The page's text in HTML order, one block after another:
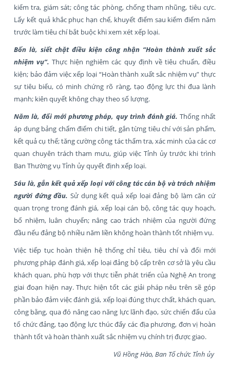
kiểm tra, giám sát; công tác phòng, chống tham nhũng, tiêu cực.
Lấy kết quả khắc phục hạn chế, khuyết điểm sau kiểm điểm năm
trước làm tiêu chí bắt buộc khi xem xét xếp loại.
Bốn là, siết chặt điều kiện công nhận “Hoàn thành xuất sắc
nhiệm vụ”. Thực hiện nghiêm các quy định về tiêu chuẩn, điều
kiện; bảo đảm việc xếp loại “Hoàn thành xuất sắc nhiệm vụ” thực
sự tiêu biểu, có minh chứng rõ ràng, tạo động lực thi đua lành
mạnh; kiên quyết không chạy theo số lượng.
Năm là, đổi mới phương pháp, quy trình đánh giá. Thống nhất
áp dụng bảng chấm điểm chi tiết, gắn từng tiêu chí với sản phẩm,
kết quả cụ thể; tăng cường công tác thẩm tra, xác minh của các cơ
quan chuyên trách tham mưu, giúp việc Tỉnh ủy trước khi trình
Ban Thường vụ Tỉnh ủy quyết định xếp loại.
Sáu là, gắn kết quả xếp loại với công tác cán bộ và trách nhiệm
người đứng đầu. Sử dụng kết quả xếp loại đảng bộ làm căn cứ
quan trọng trong đánh giá, xếp loại cán bộ, công tác quy hoạch,
bổ nhiệm, luân chuyển; nâng cao trách nhiệm của người đứng
đầu nếu đảng bộ nhiều năm liền không hoàn thành tốt nhiệm vụ.
Việc tiếp tục hoàn thiện hệ thống chỉ tiêu, tiêu chí và đổi mới
phương pháp đánh giá, xếp loại đảng bộ cấp trên cơ sở là yêu cầu
khách quan, phù hợp với thực tiễn phát triển của Nghệ An trong
giai đoạn hiện nay. Thực hiện tốt các giải pháp nêu trên sẽ góp
phần bảo đảm việc đánh giá, xếp loại đúng thực chất, khách quan,
công bằng, qua đó nâng cao năng lực lãnh đạo, sức chiến đấu của
tổ chức đảng, tạo động lực thúc đẩy các địa phương, đơn vị hoàn
thành tốt và hoàn thành xuất sắc nhiệm vụ chính trị được giao.
Vũ Hồng Hào, Ban Tổ chức Tỉnh ủy